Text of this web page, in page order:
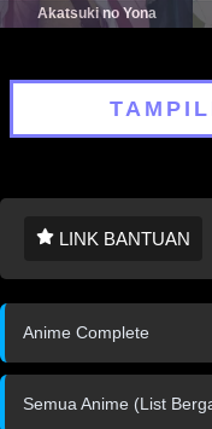
Akatsuki no Yona
LINK BANTUAN
Anime Complete
Semua Anime (List